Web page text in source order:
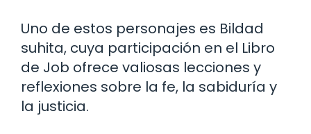
Uno de estos personajes es Bildad
suhita, cuya participación en el Libro
de Job ofrece valiosas lecciones y
reflexiones sobre la fe, la sabiduría y
la justicia.